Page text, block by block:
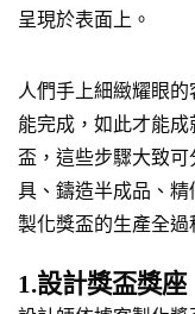
呈現於表面上。
人們手上細緻耀眼
能完成，如此才能
盃，這些步驟大致
具、鑄造半成品、
製化獎盃的生產全過
1.設計獎盃獎座